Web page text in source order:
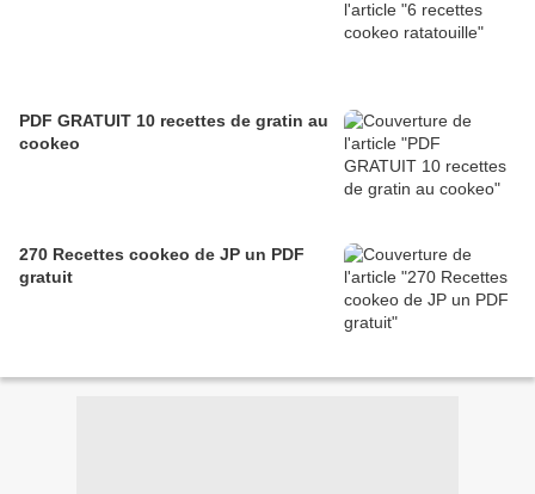
PDF GRATUIT 10 recettes de gratin au
cookeo
270 Recettes cookeo de JP un PDF
gratuit